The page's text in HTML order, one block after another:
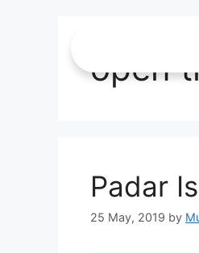
open
Padar
25 May, 2019 by